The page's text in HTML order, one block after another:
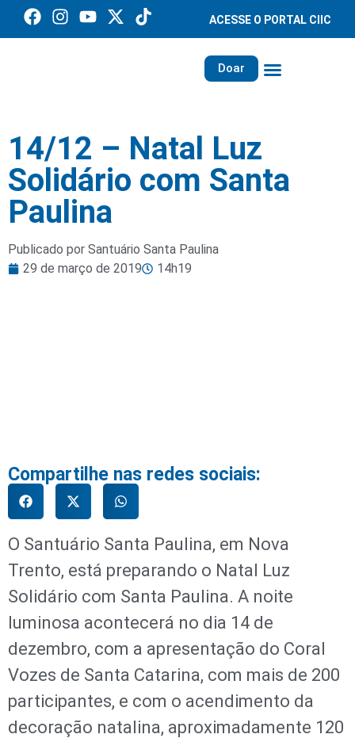
ACESSE O PORTAL CIIC
Doar
14/12 – Natal Luz
Solidário com Santa
Paulina
Publicado por Santuário Santa Paulina
29 de março de 2019
14h19
Compartilhe nas redes sociais:
O Santuário Santa Paulina, em Nova
Trento, está preparando o Natal Luz
Solidário com Santa Paulina. A noite
luminosa acontecerá no dia 14 de
dezembro, com a apresentação do Coral
Vozes de Santa Catarina, com mais de 200
participantes, e com o acendimento da
decoração natalina, aproximadamente 120